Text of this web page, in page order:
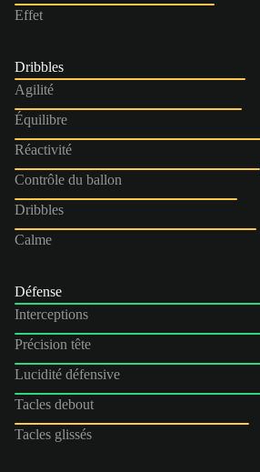
Effet
Dribbles
Agilité
Équilibre
Réactivité
Contrôle du ballon
Dribbles
Calme
Défense
Interceptions
Précision tête
Lucidité défensive
Tacles debout
Tacles glissés